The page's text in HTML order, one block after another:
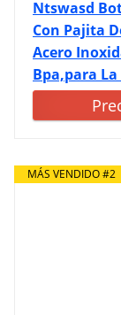
Ntswasd
Con Pajita
Acero
Bpa,para La
MÁS VENDIDO #2